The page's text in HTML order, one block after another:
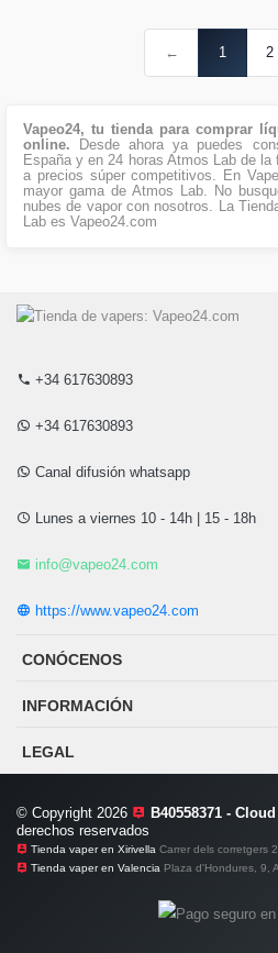
← 1 2
Vapeo24, tu tienda para comprar
online. Desde ahora ya puedes
España y en 24 horas Atmos Lab de
a precios súper competitivos. En
mayor gama de Atmos Lab. No
nubes de vapor con nosotros. La
Lab es Vapeo24.com
+34 617630893
+34 617630893
Canal difusión whatsapp
Lunes a viernes 10 - 14h | 15 - 18h
info@vapeo24.com
https://www.vapeo24.com
CONÓCENOS
INFORMACIÓN
LEGAL
© Copyright 2026 B40558371 -
derechos reservados
Tienda vaper en Xirivella Carrer dels corretgers
Tienda vaper en Valencia Plaza d'Hondures, 9,